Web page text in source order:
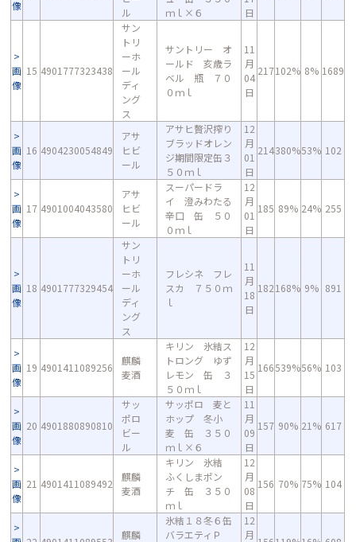
像
ル
ｍｌ×６
日
画
像
15 4901777323438
サン
トリ
ーホ
ール
ディ
ング
ス
サントリー オ
ールド 亥歳ラ
ベル 瓶 ７０
０ｍｌ
11
月
04
日
217102% 8% 1689
画
像
16 4904230054849
アサ
ヒビ
ール
アサヒ贅沢搾り
ブラッドオレン
ジ期間限定缶３
５０ｍｌ
12
月
01
日
214380%53% 102
画
像
17 4901004043580
アサ
ヒビ
ール
スーパードラ
イ 澄みわたる
辛口 缶 ５０
０ｍｌ
12
月
01
日
185 89% 24% 255
画
像
18 4901777329454
サン
トリ
ーホ
ール
ディ
ング
ス
フレシネ フレ
スカ ７５０ｍ
ｌ
11
月
18
日
182168% 9% 891
画
像
19 4901411089256
麒麟
麦酒
キリン 氷結ス
トロング ゆず
レモン 缶 ３
５０ｍｌ
12
月
15
日
166539%56% 103
画
像
20 4901880890810
サッ
ポロ
ビー
ル
サッポロ 麦と
ホップ 冬小
麦 缶 ３５０
ｍｌ×６
11
月
09
日
157 90% 21% 617
画
像
21 4901411089492
麒麟
麦酒
キリン 氷結
ふくしまポン
チ 缶 ３５０
ｍｌ
12
月
08
日
156 70% 75% 104
麒麟
氷結１８冬６缶
バラエティＰ
12
月